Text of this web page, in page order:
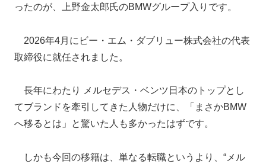
ったのが、上野金太郎氏のBMWグループ入りです。
2026年4月にビー・エム・ダブリュー株式会社の代表
取締役に就任されました。
長年にわたり メルセデス・ベンツ日本のトップとし
てブランドを牽引してきた人物だけに、「まさかBMW
へ移るとは」と驚いた人も多かったはずです。
しかも今回の移籍は、単なる転職というより、“メル